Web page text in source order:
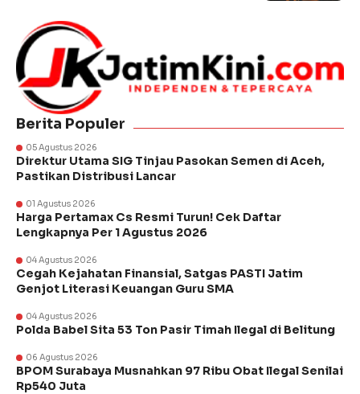
Berita Populer
05 Agustus 2026
Direktur Utama SIG Tinjau Pasokan Semen di Aceh,
Pastikan Distribusi Lancar
01 Agustus 2026
Harga Pertamax Cs Resmi Turun! Cek Daftar
Lengkapnya Per 1 Agustus 2026
04 Agustus 2026
Cegah Kejahatan Finansial, Satgas PASTI Jatim
Genjot Literasi Keuangan Guru SMA
04 Agustus 2026
Polda Babel Sita 53 Ton Pasir Timah Ilegal di Belitung
06 Agustus 2026
BPOM Surabaya Musnahkan 97 Ribu Obat Ilegal Senilai
Rp540 Juta